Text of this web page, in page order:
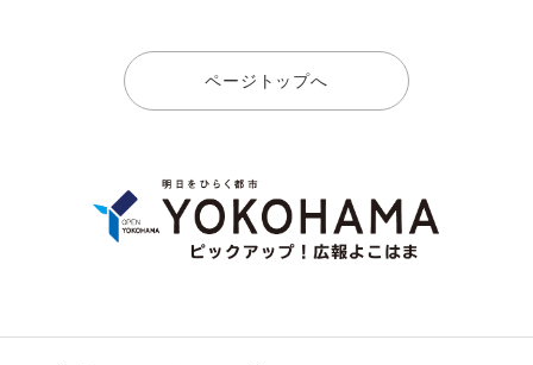
ページトップへ